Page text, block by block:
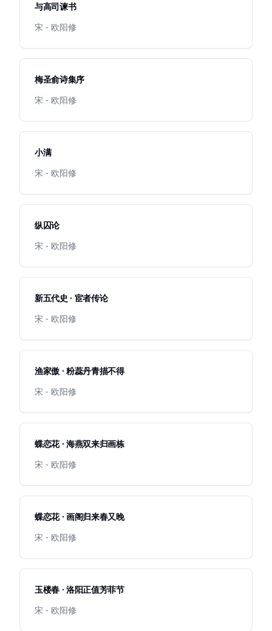
与高司谏书
宋 - 欧阳修
梅圣俞诗集序
宋 - 欧阳修
小满
宋 - 欧阳修
纵囚论
宋 - 欧阳修
新五代史 · 宦者传论
宋 - 欧阳修
渔家傲 · 粉蕊丹青描不得
宋 - 欧阳修
蝶恋花 · 海燕双来归画栋
宋 - 欧阳修
蝶恋花 · 画阁归来春又晚
宋 - 欧阳修
玉楼春 · 洛阳正值芳菲节
宋 - 欧阳修